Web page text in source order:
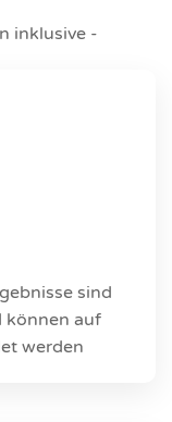
inklusive -
sind
können auf
werden